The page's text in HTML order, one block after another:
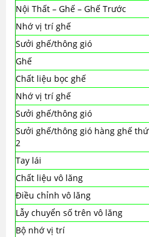
Nội Thất – Ghế – Ghế Trước
Nhớ vị trí ghế
Sưởi ghế/thông gió
Ghế
Chất liệu bọc ghế
Nhớ vị trí ghế
Sưởi ghế/thông gió
Sưởi ghế/thông gió hàng ghế thứ
2
Tay lái
Chất liệu vô lăng
Điều chỉnh vô lăng
Lẫy chuyển số trên vô lăng
Bộ nhớ vị trí